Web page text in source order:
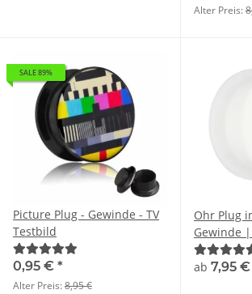
Alter Preis:
SALE 89%
Picture Plug - Gewinde - TV
Testbild
0,95 € *
Alter Preis:8,95 €
Ohr Plug
Gewinde
ab 7,95 €